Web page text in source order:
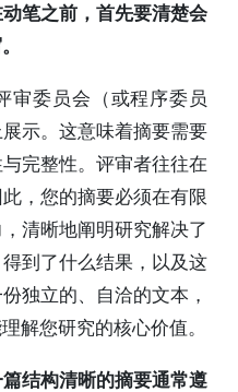
笔之前，首先要清楚会
审委员会（或程序委员
示。这意味着摘要需要
完整性。评审者往往在
，您的摘要必须在有限
清晰地阐明研究解决了
到了什么结果，以及这
独立的、自洽的文本，
解您研究的核心价值。
结构清晰的摘要通常遵